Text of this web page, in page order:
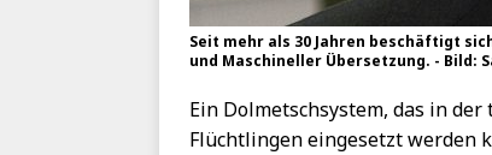
Seit mehr als 30 Jahren beschäftigt
und Maschineller Übersetzung. - Bild:
Ein Dolmetschsystem, das in
Flüchtlingen eingesetzt werden